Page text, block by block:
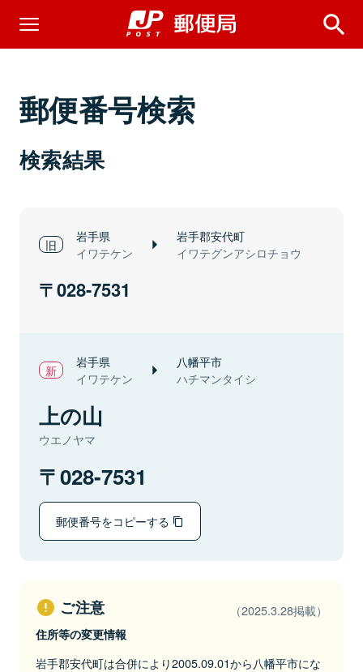
郵便番号検索
検索結果
岩手県
イワテケン
岩手郡安代町
イワテグンアシロチョウ
028-7531
岩手県
イワテケン
八幡平市
ハチマンタイシ
上の山
ウエノヤマ
028-7531
郵便番号をコピーする
ご注意 （2025.3.28掲載）
住所等の変更情報
岩手郡安代町は合併により2005.09.01から八幡平市にな